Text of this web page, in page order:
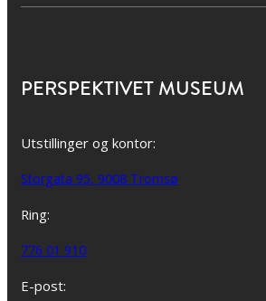
PERSPEKTIVET MUSEUM
Utstillinger og kontor:
Storgata 95, 9008 Tromsø
Ring:
776 01 910
E-post: